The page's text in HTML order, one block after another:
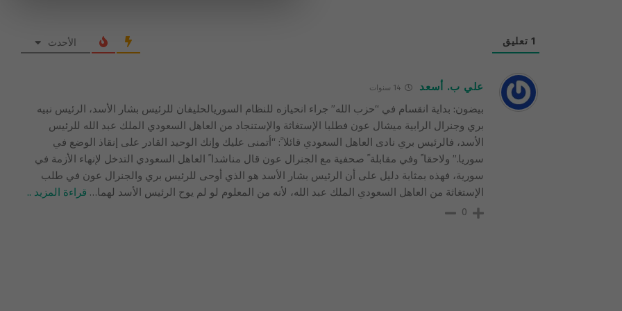
1 تعليق الأحدث
علي ب. أسعد 14 سنوات
بيضون: بداية انقسام في “حزب الله” جراء انحيازه للنظام السوريالحليفان للرئيس بشار الأسد، الرئيس نبيه
بري وجنرال الرابية ميشال عون فطلبا الإستغاثة والإستنجاد من العاهل السعودي الملك عبد الله للرئيس
الأسد، فالرئيس بري نادى العاهل السعودي قائلا ً: “أتمنى عليك وإنك الوحيد القادر على إنقاذ الوضع في
سوريا.” ولاحقا ً وفي مقابلة ً صحفية مع الجنرال عون قال مناشدا ً العاهل السعودي التدخل لإنهاء الأزمة في
سورية، فهذه بمثابة دليل على أن الرئيس بشار الأسد هو الذي أوحى للرئيس بري والجنرال عون في طلب
الإستغاثة من العاهل السعودي الملك عبد الله، لأنه من المعلوم لو لم يوح الرئيس الأسد لهما… قراءة المزيد ..
0